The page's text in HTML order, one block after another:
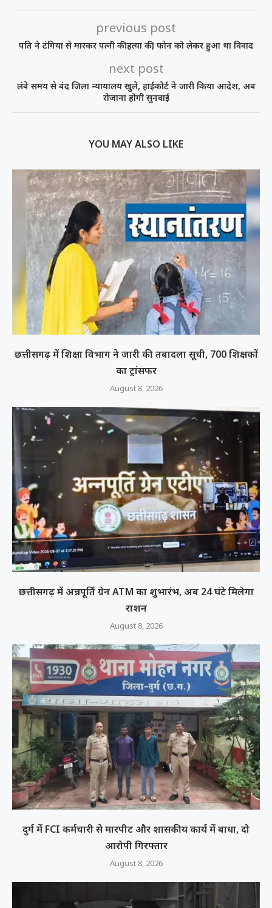
previous post
पति ने टंगिया से मारकर पत्नी की हत्या की, फोन को लेकर हुआ था विवाद
next post
लंबे समय से बंद जिला न्यायालय खुले, हाईकोर्ट ने जारी किया आदेश, अब
रोजाना होगी सुनवाई
YOU MAY ALSO LIKE
छत्तीसगढ़ में शिक्षा विभाग ने जारी की तबादला सूची, 700 शिक्षकों
का ट्रांसफर
August 8, 2026
छत्तीसगढ़ में अन्नपूर्ति ग्रेन ATM का शुभारंभ, अब 24 घंटे मिलेगा
राशन
August 8, 2026
दुर्ग में FCI कर्मचारी से मारपीट और शासकीय कार्य में बाधा, दो
आरोपी गिरफ्तार
August 8, 2026